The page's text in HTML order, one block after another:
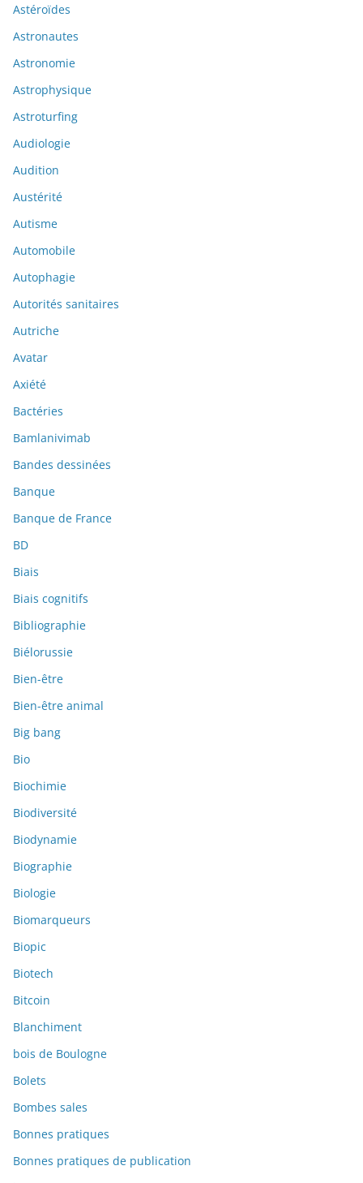
Astéroïdes
Astronautes
Astronomie
Astrophysique
Astroturfing
Audiologie
Audition
Austérité
Autisme
Automobile
Autophagie
Autorités sanitaires
Autriche
Avatar
Axiété
Bactéries
Bamlanivimab
Bandes dessinées
Banque
Banque de France
BD
Biais
Biais cognitifs
Bibliographie
Biélorussie
Bien-être
Bien-être animal
Big bang
Bio
Biochimie
Biodiversité
Biodynamie
Biographie
Biologie
Biomarqueurs
Biopic
Biotech
Bitcoin
Blanchiment
bois de Boulogne
Bolets
Bombes sales
Bonnes pratiques
Bonnes pratiques de publication